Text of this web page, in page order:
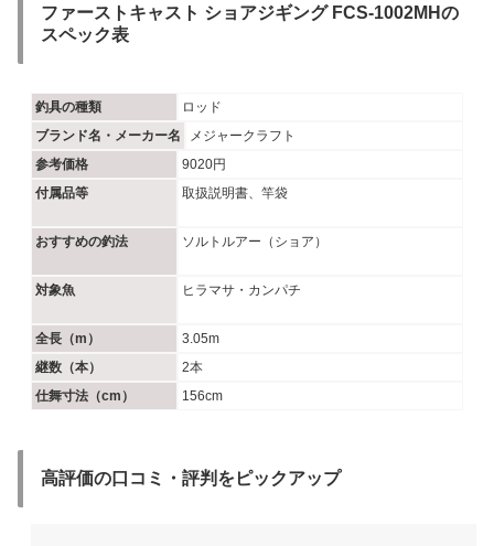
ファーストキャスト ショアジギング FCS-1002MHの
スペック表
釣具の種類
ロッド
ブランド名・メーカー名
メジャークラフト
参考価格
付属品等
取扱説明書、竿袋
おすすめの釣法 ソルトルアー（ショア）
対象魚 ヒラマサ・カンパチ
全長（m）
継数（本）
仕舞寸法（cm）
高評価の口コミ・評判をピックアップ